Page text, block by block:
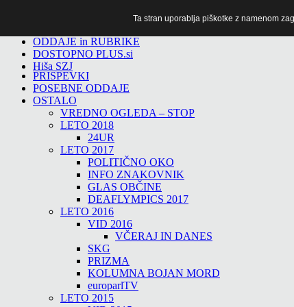
ODDAJE in RUBRIKE
DOSTOPNO PLUS.si
Hiša SZJ
PRISPEVKI
POSEBNE ODDAJE
OSTALO
VREDNO OGLEDA – STOP
LETO 2018
24UR
LETO 2017
POLITIČNO OKO
INFO ZNAKOVNIK
GLAS OBČINE
DEAFLYMPICS 2017
LETO 2016
VID 2016
VČERAJ IN DANES
SKG
PRIZMA
KOLUMNA BOJAN MORD
europarlTV
LETO 2015
Ta stran uporablja piškotke z namenom